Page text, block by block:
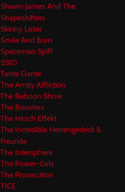
Shawn James And The
Shapeshifters
Skinny Lister
Smile And Burn
Spaceman Spiff
SSIO
Tante Dante
The Amity Affliction
The Baboon Show
The Boosters
The Hirsch Effekt
The Incredible Herrengedeck &
Freunde
The Intersphere
The Power-Girls
The Prosecution
TICE